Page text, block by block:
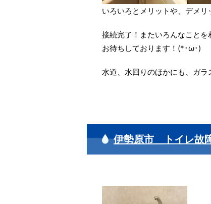
いろいろとメリットや、デメ
接続完了！またいろんなことを
お待ちしております！(*･ω･)
水道、水回りのほかにも、ガラ
伊勢原市 トイレ故